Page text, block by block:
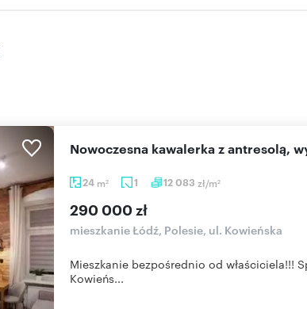
24 m2 1 12 083 zł/m2
Nowoczesna kawalerka z antresolą,
290 000 zł
mieszkanie Łódź, Polesie, ul. Kowieńska
Mieszkanie bezpośrednio od właściciela!!!
Kowieńs...